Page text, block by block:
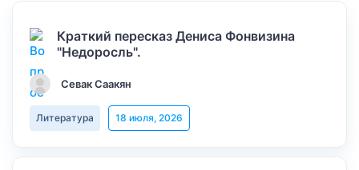
Краткий пересказ Дениса Фонвизина
"Недоросль".
Севак Саакян
Литература 18 июля, 2026